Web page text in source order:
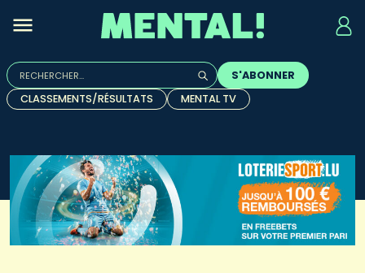
Rechercher :
Quand les résultats de l'auto-complétion sont
S'ABONNER
CLASSEMENTS/RÉSULTATS
MENTAL TV